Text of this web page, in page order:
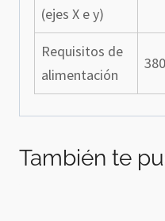
(ejes X e y)
Requisitos de
alimentación
También te